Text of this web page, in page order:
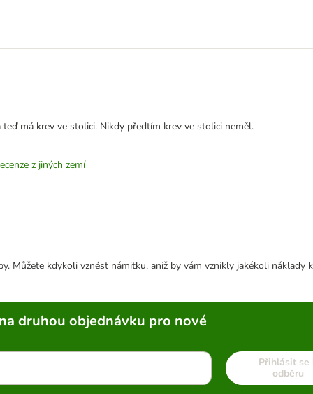
má krev ve stolici. Nikdy předtím krev ve stolici neměl.
z jiných zemí
kdykoli vznést námitku, aniž by vám vznikly jakékoli náklady
druhou objednávku pro nové
Přihlásit se
odběru